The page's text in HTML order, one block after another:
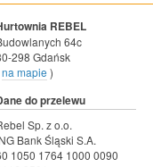
REBEL
64c
298 Gdańsk
na mapie )
do przelewu
Sp. z o.o.
Bank Śląski S.A.
1050 1764 1000 0090